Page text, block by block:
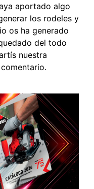
aportado algo
los rodeles y
os ha generado
del todo
nuestra